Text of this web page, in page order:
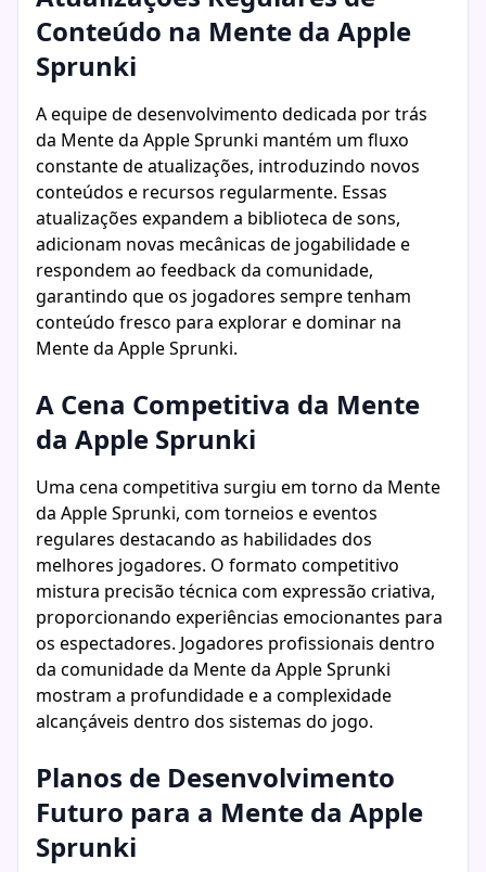
Conteúdo na Mente da Apple
Sprunki
A equipe de desenvolvimento dedicada por trás
da Mente da Apple Sprunki mantém um fluxo
constante de atualizações, introduzindo novos
conteúdos e recursos regularmente. Essas
atualizações expandem a biblioteca de sons,
adicionam novas mecânicas de jogabilidade e
respondem ao feedback da comunidade,
garantindo que os jogadores sempre tenham
conteúdo fresco para explorar e dominar na
Mente da Apple Sprunki.
A Cena Competitiva da Mente
da Apple Sprunki
Uma cena competitiva surgiu em torno da Mente
da Apple Sprunki, com torneios e eventos
regulares destacando as habilidades dos
melhores jogadores. O formato competitivo
mistura precisão técnica com expressão criativa,
proporcionando experiências emocionantes para
os espectadores. Jogadores profissionais dentro
da comunidade da Mente da Apple Sprunki
mostram a profundidade e a complexidade
alcançáveis dentro dos sistemas do jogo.
Planos de Desenvolvimento
Futuro para a Mente da Apple
Sprunki